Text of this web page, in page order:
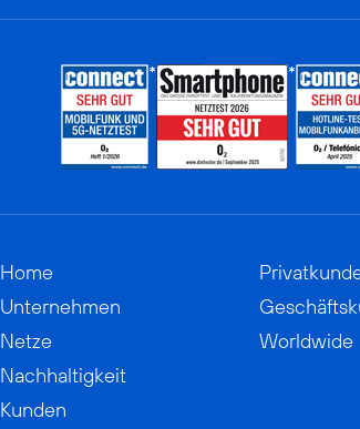
Home
Unternehmen
Netze
Nachhaltigkeit
Kunden
Worldwide